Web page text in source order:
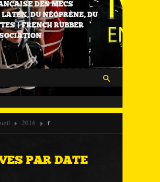
DES MECS
DU NÉOPRÈNE, DU
| FRENCH RUBBER
2016 f
PAR DATE